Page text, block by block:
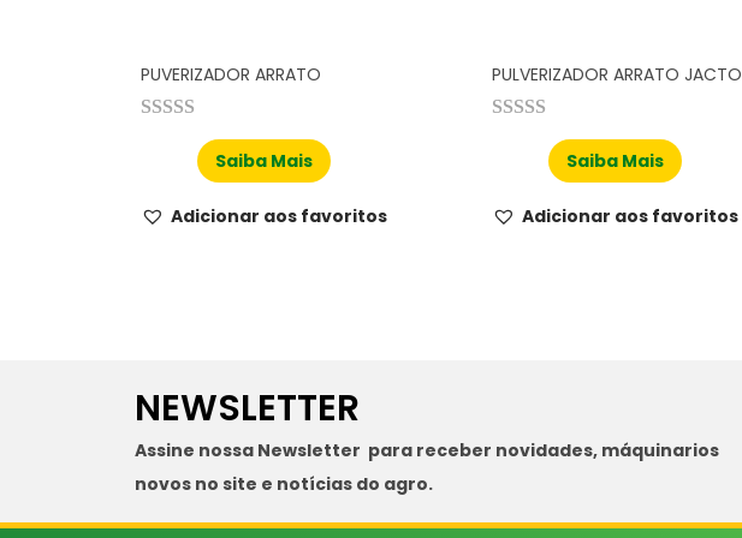
PUVERIZADOR ARRATO
Saiba Mais
Adicionar aos favoritos
PULVERIZADOR ARRATO JACTO
Saiba Mais
Adicionar aos favoritos
NEWSLETTER
Assine nossa Newsletter para receber novidades, máquinarios
novos no site e notícias do agro.